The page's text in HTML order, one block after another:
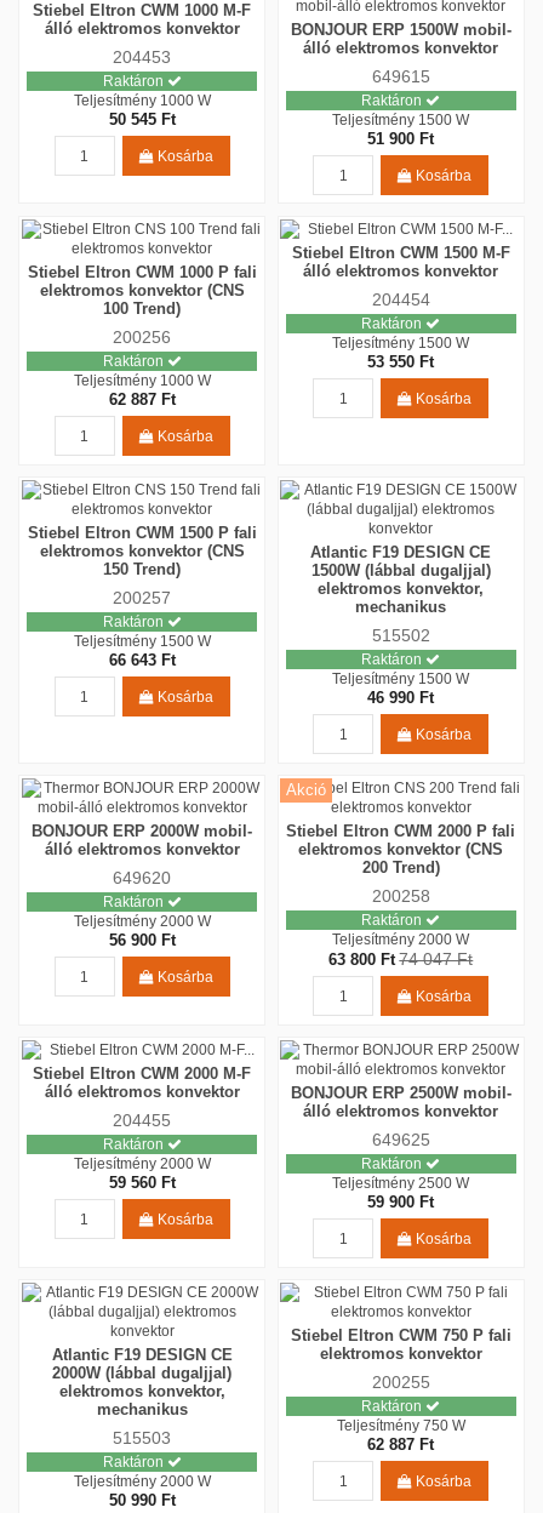
Stiebel Eltron CWM 1000 M-F
álló elektromos konvektor
204453
Raktáron
Teljesítmény 1000 W
50 545 Ft
Kosárba
BONJOUR ERP 1500W mobil-
álló elektromos konvektor
649615
Raktáron
Teljesítmény 1500 W
51 900 Ft
Kosárba
Stiebel Eltron CWM 1000 P fali
elektromos konvektor (CNS
100 Trend)
200256
Raktáron
Teljesítmény 1000 W
62 887 Ft
Kosárba
Stiebel Eltron CWM 1500 M-F
álló elektromos konvektor
204454
Raktáron
Teljesítmény 1500 W
53 550 Ft
Kosárba
Stiebel Eltron CWM 1500 P fali
elektromos konvektor (CNS
150 Trend)
200257
Raktáron
Teljesítmény 1500 W
66 643 Ft
Kosárba
Atlantic F19 DESIGN CE
1500W (lábbal dugaljjal)
elektromos konvektor,
mechanikus
515502
Raktáron
Teljesítmény 1500 W
46 990 Ft
Kosárba
BONJOUR ERP 2000W mobil-
álló elektromos konvektor
649620
Raktáron
Teljesítmény 2000 W
56 900 Ft
Kosárba
Akció
Stiebel Eltron CWM 2000 P fali
elektromos konvektor (CNS
200 Trend)
200258
Raktáron
Teljesítmény2000 W
63 800 Ft 74 047 Ft
Kosárba
Stiebel Eltron CWM 2000 M-F
álló elektromos konvektor
204455
Raktáron
Teljesítmény 2000 W
59 560 Ft
Kosárba
BONJOUR ERP 2500W mobil-
álló elektromos konvektor
649625
Raktáron
Teljesítmény2500 W
59 900 Ft
Kosárba
Atlantic F19 DESIGN CE
2000W (lábbal dugaljjal)
elektromos konvektor,
mechanikus
515503
Raktáron
Teljesítmény 2000 W
50 990 Ft
Stiebel Eltron CWM 750 P fali
elektromos konvektor
200255
Raktáron
Teljesítmény 750 W
62 887 Ft
Kosárba